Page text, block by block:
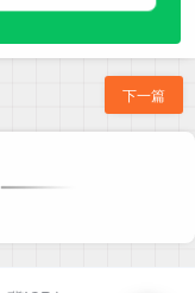
下一篇